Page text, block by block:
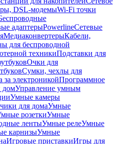
DSL-модемыWi-Fi точки
адаптерыPowerlineСетевые
МедиаконвертерыКабели,
для беспроводной
техникиПодставки для
Очки для
Сумки, чехлы для
за электроникойПрограммное
домУправление умным
Умные камеры
для домаУмные
розеткиУмные
лентыУмные релеУмные
карнизыУмные
Игровые приставкиИгры для